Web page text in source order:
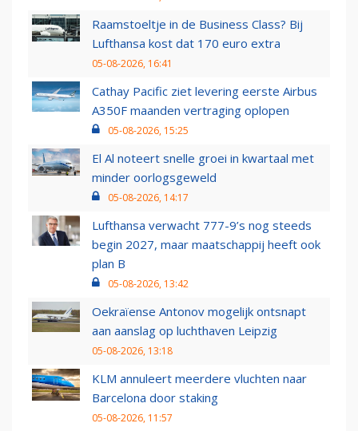
Raamstoeltje in de Business Class? Bij
Lufthansa kost dat 170 euro extra
05-08-2026, 16:41
Cathay Pacific ziet levering eerste Airbus
A350F maanden vertraging oplopen
05-08-2026, 15:25
El Al noteert snelle groei in kwartaal met
minder oorlogsgeweld
05-08-2026, 14:17
Lufthansa verwacht 777-9’s nog steeds
begin 2027, maar maatschappij heeft ook
plan B
05-08-2026, 13:42
Oekraïense Antonov mogelijk ontsnapt
aan aanslag op luchthaven Leipzig
05-08-2026, 13:18
KLM annuleert meerdere vluchten naar
Barcelona door staking
05-08-2026, 11:57